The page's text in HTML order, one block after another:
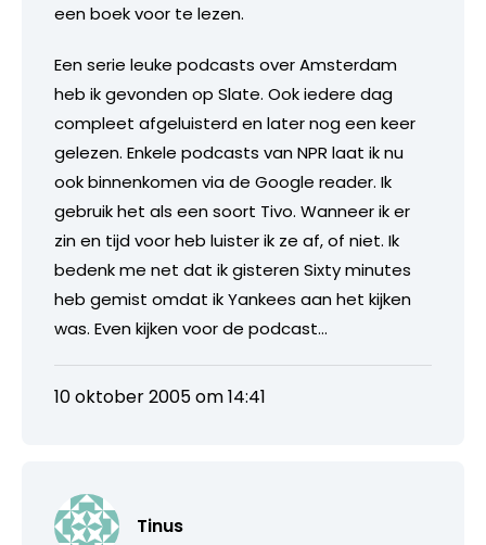
een boek voor te lezen.
Een serie leuke podcasts over Amsterdam
heb ik gevonden op Slate. Ook iedere dag
compleet afgeluisterd en later nog een keer
gelezen. Enkele podcasts van NPR laat ik nu
ook binnenkomen via de Google reader. Ik
gebruik het als een soort Tivo. Wanneer ik er
zin en tijd voor heb luister ik ze af, of niet. Ik
bedenk me net dat ik gisteren Sixty minutes
heb gemist omdat ik Yankees aan het kijken
was. Even kijken voor de podcast…
10 oktober 2005 om 14:41
Tinus